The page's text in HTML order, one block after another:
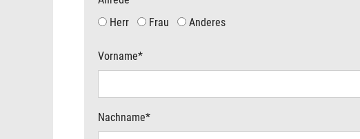
Herr
Frau Anderes
Vorname*
Nachname*